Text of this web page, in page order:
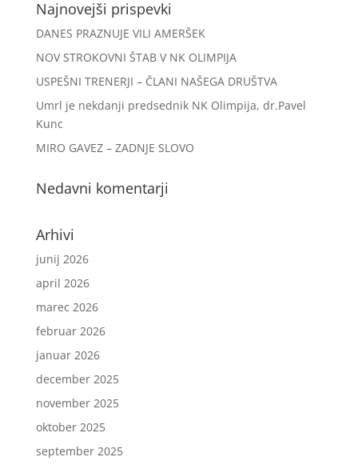
Najnovejši prispevki
DANES PRAZNUJE VILI AMERŠEK
NOV STROKOVNI ŠTAB V NK OLIMPIJA
USPEŠNI TRENERJI – ČLANI NAŠEGA DRUŠTVA
Umrl je nekdanji predsednik NK Olimpija, dr.Pavel
Kunc
MIRO GAVEZ – ZADNJE SLOVO
Nedavni komentarji
Arhivi
junij 2026
april 2026
marec 2026
februar 2026
januar 2026
december 2025
november 2025
oktober 2025
september 2025